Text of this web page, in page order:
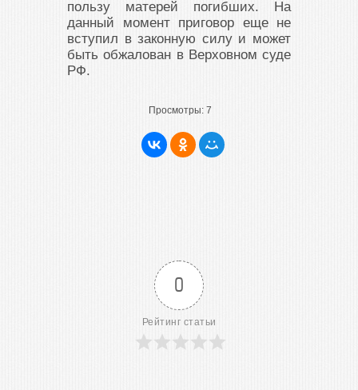
пользу матерей погибших. На
данный момент приговор еще не
вступил в законную силу и может
быть обжалован в Верховном суде
РФ.
Просмотры: 7
0
Рейтинг статьи